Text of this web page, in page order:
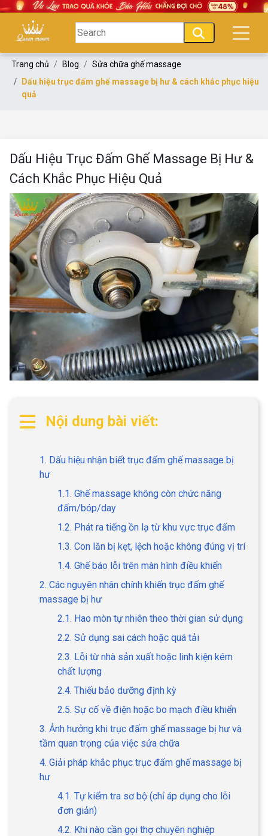
Trang chủ Blog
Sửa chữa ghế massage
Dấu hiệu trục đấm ghế massage bị hư & cách khắc phục hiệu
quả
Dấu Hiệu Trục Đấm Ghế Massage Bị Hư &
Cách Khắc Phục Hiệu Quả
Nội dung bài viết:
1. Dấu hiệu nhận biết trục đấm ghế massage bị
hư
1.1. Ghế massage không còn chức năng
đấm/bóp/day
1.2. Phát ra tiếng ồn lạ từ khu vực trục đấm
1.3. Con lăn bị kẹt, lệch hoặc không đúng vị trí
1.4. Ghế báo lỗi trên màn hình điều khiển
2. Các nguyên nhân chính khiến trục đấm ghế
massage bị hư
2.1. Hao mòn tự nhiên theo thời gian sử dụng
2.2. Sử dụng sai cách hoặc quá tải
2.3. Lỗi từ nhà sản xuất hoặc linh kiện kém
chất lượng
2.4. Thiếu bảo dưỡng định kỳ
2.5. Sự cố về điện hoặc bo mạch điều khiển
3. Ảnh hưởng khi trục đấm ghế massage bị hư và
tầm quan trọng của việc sửa chữa
4. Giải pháp khắc phục trục đấm ghế massage bị
hư
4.1. Tự kiểm tra sơ bộ (chỉ áp dụng cho lỗi
đơn giản)
4.2. Khi nào cần gọi thợ chuyên nghiệp